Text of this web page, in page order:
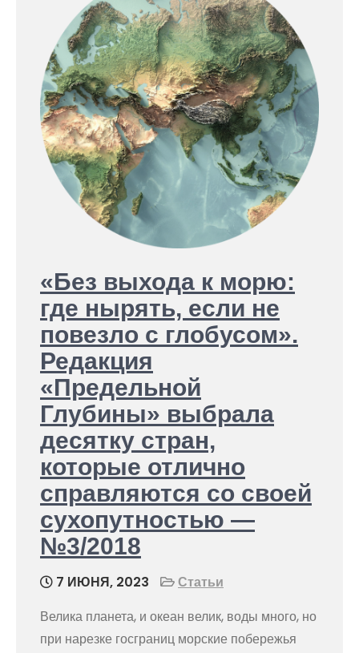
«Без выхода к морю:
где нырять, если не
повезло с глобусом».
Редакция
«Предельной
Глубины» выбрала
десятку стран,
которые отлично
справляются со своей
сухопутностью —
№3/2018
7 ИЮНЯ, 2023
Статьи
Велика планета, и океан велик, воды много, но
при нарезке госграниц морские побережья